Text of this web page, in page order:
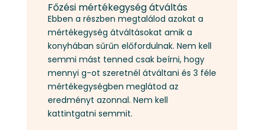
Főzési mértékegység átváltás
Ebben a részben megtalálod azokat a
mértékegység átváltásokat amik a
konyhában sűrűn előfordulnak. Nem kell
semmi mást tenned csak beírni, hogy
mennyi g-ot szeretnél átváltani és 3 féle
mértékegységben meglátod az
eredményt azonnal. Nem kell
kattintgatni semmit.